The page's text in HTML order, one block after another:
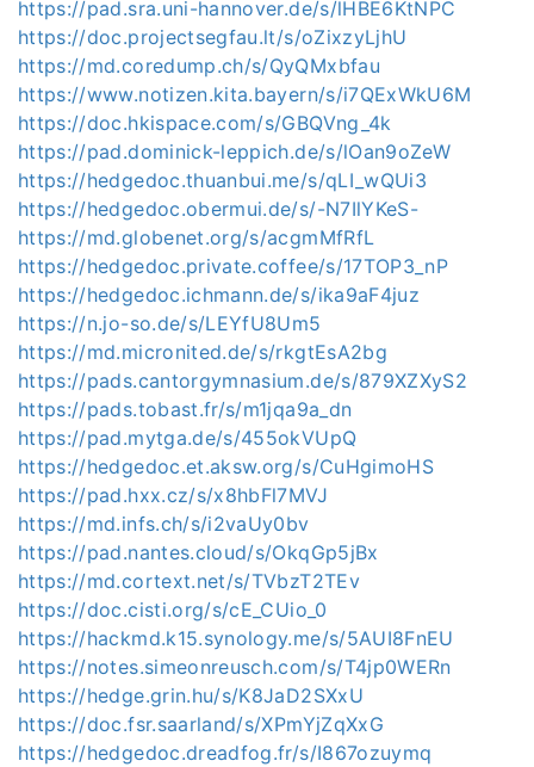
https://pad.sra.uni-hannover.de/s/lHBE6KtNPC
https://doc.projectsegfau.lt/s/oZixzyLjhU
https://md.coredump.ch/s/QyQMxbfau
https://www.notizen.kita.bayern/s/i7QExWkU6M
https://doc.hkispace.com/s/GBQVng_4k
https://pad.dominick-leppich.de/s/lOan9oZeW
https://hedgedoc.thuanbui.me/s/qLI_wQUi3
https://hedgedoc.obermui.de/s/-N7IlYKeS-
https://md.globenet.org/s/acgmMfRfL
https://hedgedoc.private.coffee/s/17TOP3_nP
https://hedgedoc.ichmann.de/s/ika9aF4juz
https://n.jo-so.de/s/LEYfU8Um5
https://md.micronited.de/s/rkgtEsA2bg
https://pads.cantorgymnasium.de/s/879XZXyS2
https://pads.tobast.fr/s/m1jqa9a_dn
https://pad.mytga.de/s/455okVUpQ
https://hedgedoc.et.aksw.org/s/CuHgimoHS
https://pad.hxx.cz/s/x8hbFl7MVJ
https://md.infs.ch/s/i2vaUy0bv
https://pad.nantes.cloud/s/OkqGp5jBx
https://md.cortext.net/s/TVbzT2TEv
https://doc.cisti.org/s/cE_CUio_0
https://hackmd.k15.synology.me/s/5AUI8FnEU
https://notes.simeonreusch.com/s/T4jp0WERn
https://hedge.grin.hu/s/K8JaD2SXxU
https://doc.fsr.saarland/s/XPmYjZqXxG
https://hedgedoc.dreadfog.fr/s/I867ozuymq